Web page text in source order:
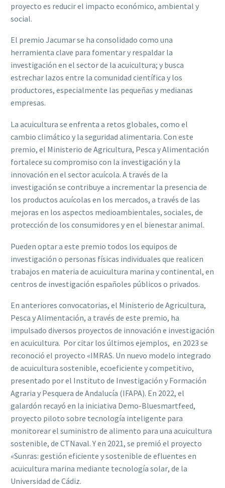
proyecto es reducir el impacto económico, ambiental y
social.
El premio Jacumar se ha consolidado como una
herramienta clave para fomentar y respaldar la
investigación en el sector de la acuicultura; y busca
estrechar lazos entre la comunidad científica y los
productores, especialmente las pequeñas y medianas
empresas.
La acuicultura se enfrenta a retos globales, como el
cambio climático y la seguridad alimentaria. Con este
premio, el Ministerio de Agricultura, Pesca y Alimentación
fortalece su compromiso con la investigación y la
innovación en el sector acuícola. A través de la
investigación se contribuye a incrementar la presencia de
los productos acuícolas en los mercados, a través de las
mejoras en los aspectos medioambientales, sociales, de
protección de los consumidores y en el bienestar animal.
Pueden optar a este premio todos los equipos de
investigación o personas físicas individuales que realicen
trabajos en materia de acuicultura marina y continental, en
centros de investigación españoles públicos o privados.
En anteriores convocatorias, el Ministerio de Agricultura,
Pesca y Alimentación, a través de este premio, ha
impulsado diversos proyectos de innovación e investigación
en acuicultura. Por citar los últimos ejemplos, en 2023 se
reconoció el proyecto «IMRAS. Un nuevo modelo integrado
de acuicultura sostenible, ecoeficiente y competitivo,
presentado por el Instituto de Investigación y Formación
Agraria y Pesquera de Andalucía (IFAPA). En 2022, el
galardón recayó en la iniciativa Demo-Bluesmartfeed,
proyecto piloto sobre tecnología inteligente para
monitorear el suministro de alimento para una acuicultura
sostenible, de CTNaval. Y en 2021, se premió el proyecto
«Sunras: gestión eficiente y sostenible de efluentes en
acuicultura marina mediante tecnología solar, de la
Universidad de Cádiz.